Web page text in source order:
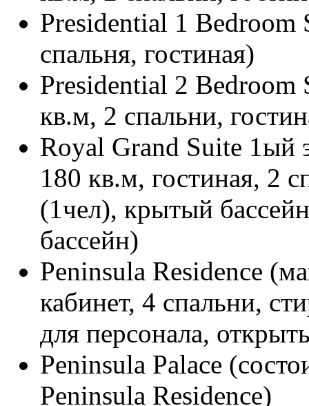
Presidential 1 Bedroom
спальня, гостиная)
Presidential 2 Bedroom
кв.м, 2 спальни,
Royal Grand Suite 1ый
180 кв.м, гостиная, 2
(1чел), крытый
бассейн)
Peninsula Residence
кабинет, 4 спальни,
для персонала,
Peninsula Palace
Peninsula Residence)